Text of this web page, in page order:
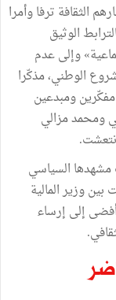
الثقافة ترفا وأمرا
الوثيق
وإلى عدم
الوطني، مذكّرا
ومبدعين
ومحمد مزالي
مشهدها السياسي
وزير المالية
إلى إرساء